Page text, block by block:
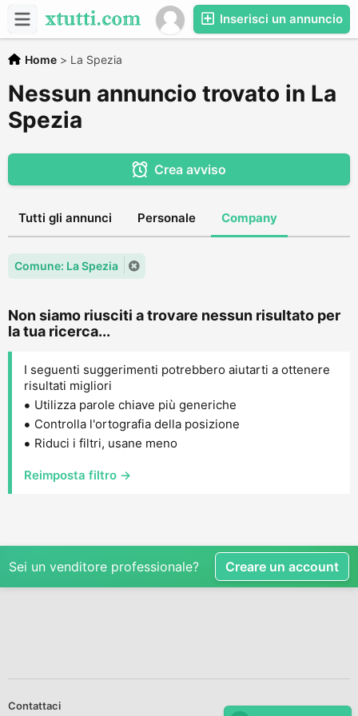
Inserisci un annuncio
Home > La Spezia
Nessun annuncio trovato in La
Spezia
Crea avviso
Tutti gli annunci Personale Company
Comune: La Spezia
Non siamo riusciti a trovare nessun risultato per
la tua ricerca...
I seguenti suggerimenti potrebbero aiutarti a ottenere
risultati migliori
Utilizza parole chiave più generiche
Controlla l'ortografia della posizione
Riduci i filtri, usane meno
Reimposta filtro →
Sei un venditore professionale? Creare un account
Contattaci